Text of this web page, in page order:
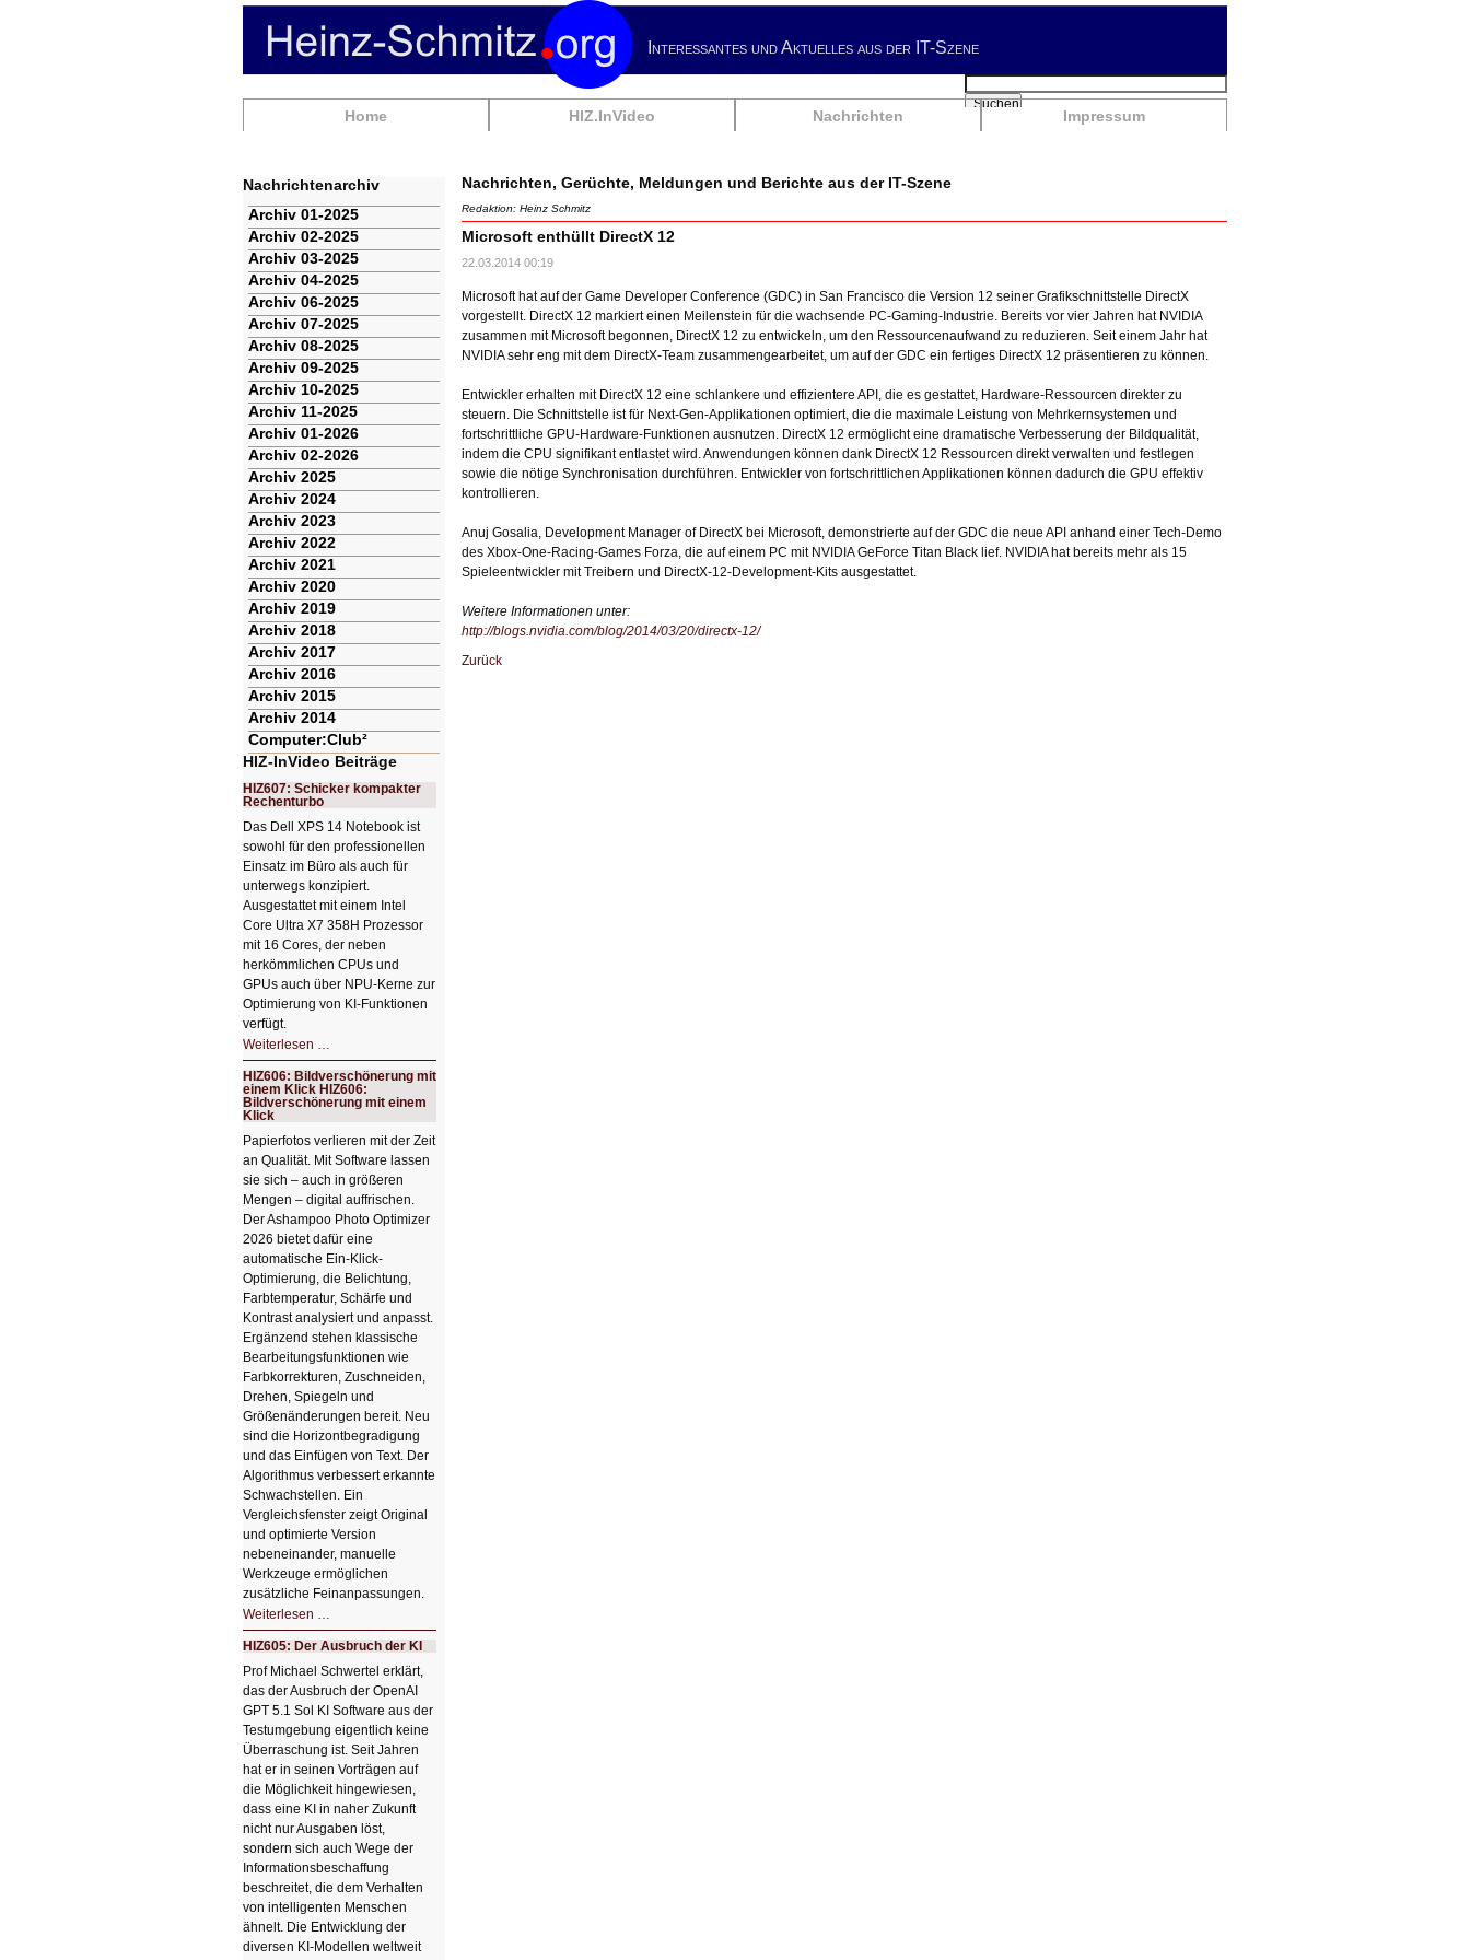
Interessantes und Aktuelles aus der IT-Szene
Navigation
Home HIZ.InVideo Nachrichten Impressum
Suchbegriffe
Suchen
Nachrichten, Gerüchte, Meldungen und Berichte aus der IT-Szene
Redaktion: Heinz Schmitz
Microsoft enthüllt DirectX 12
22.03.2014 00:19
Microsoft hat auf der Game Developer Conference (GDC) in San Francisco die Version 12 seiner Grafikschnittstelle DirectX
vorgestellt. DirectX 12 markiert einen Meilenstein für die wachsende PC-Gaming-Industrie. Bereits vor vier Jahren hat NVIDIA
zusammen mit Microsoft begonnen, DirectX 12 zu entwickeln, um den Ressourcenaufwand zu reduzieren. Seit einem Jahr hat
NVIDIA sehr eng mit dem DirectX-Team zusammengearbeitet, um auf der GDC ein fertiges DirectX 12 präsentieren zu können.
Entwickler erhalten mit DirectX 12 eine schlankere und effizientere API, die es gestattet, Hardware-Ressourcen direkter zu
steuern. Die Schnittstelle ist für Next-Gen-Applikationen optimiert, die die maximale Leistung von Mehrkernsystemen und
fortschrittliche GPU-Hardware-Funktionen ausnutzen. DirectX 12 ermöglicht eine dramatische Verbesserung der Bildqualität,
indem die CPU signifikant entlastet wird. Anwendungen können dank DirectX 12 Ressourcen direkt verwalten und festlegen
sowie die nötige Synchronisation durchführen. Entwickler von fortschrittlichen Applikationen können dadurch die GPU effektiv
kontrollieren.
Anuj Gosalia, Development Manager of DirectX bei Microsoft, demonstrierte auf der GDC die neue API anhand einer Tech-Demo
des Xbox-One-Racing-Games Forza, die auf einem PC mit NVIDIA GeForce Titan Black lief. NVIDIA hat bereits mehr als 15
Spieleentwickler mit Treibern und DirectX-12-Development-Kits ausgestattet.
Weitere Informationen unter:
http://blogs.nvidia.com/blog/2014/03/20/directx-12/
Zurück
Nachrichtenarchiv
Navigation
überspringen
Archiv 01-2025
Archiv 02-2025
Archiv 03-2025
Archiv 04-2025
Archiv 06-2025
Archiv 07-2025
Archiv 08-2025
Archiv 09-2025
Archiv 10-2025
Archiv 11-2025
Archiv 01-2026
Archiv 02-2026
Archiv 2025
Archiv 2024
Archiv 2023
Archiv 2022
Archiv 2021
Archiv 2020
Archiv 2019
Archiv 2018
Archiv 2017
Archiv 2016
Archiv 2015
Archiv 2014
Computer:Club²
HIZ-InVideo Beiträge
HIZ607: Schicker kompakter
Rechenturbo
Das Dell XPS 14 Notebook ist
sowohl für den professionellen
Einsatz im Büro als auch für
unterwegs konzipiert.
Ausgestattet mit einem Intel
Core Ultra X7 358H Prozessor
mit 16 Cores, der neben
herkömmlichen CPUs und
GPUs auch über NPU-Kerne zur
Optimierung von KI-Funktionen
verfügt.
Weiterlesen …
Schicker
kompakter
Rechenturbo
HIZ606: Bildverschönerung mit
einem Klick HIZ606:
Bildverschönerung mit einem
Klick
Papierfotos verlieren mit der Zeit
an Qualität. Mit Software lassen
sie sich – auch in größeren
Mengen – digital auffrischen.
Der Ashampoo Photo Optimizer
2026 bietet dafür eine
automatische Ein-Klick-
Optimierung, die Belichtung,
Farbtemperatur, Schärfe und
Kontrast analysiert und anpasst.
Ergänzend stehen klassische
Bearbeitungsfunktionen wie
Farbkorrekturen, Zuschneiden,
Drehen, Spiegeln und
Größenänderungen bereit. Neu
sind die Horizontbegradigung
und das Einfügen von Text. Der
Algorithmus verbessert erkannte
Schwachstellen. Ein
Vergleichsfenster zeigt Original
und optimierte Version
nebeneinander, manuelle
Werkzeuge ermöglichen
zusätzliche Feinanpassungen.
Weiterlesen …
Bildverschönerung
mit
einem
Klick
HIZ606:
Bildverschönerung
mit
einem
Klick
HIZ605: Der Ausbruch der KI
Prof Michael Schwertel erklärt,
das der Ausbruch der OpenAI
GPT 5.1 Sol KI Software aus der
Testumgebung eigentlich keine
Überraschung ist. Seit Jahren
hat er in seinen Vorträgen auf
die Möglichkeit hingewiesen,
dass eine KI in naher Zukunft
nicht nur Ausgaben löst,
sondern sich auch Wege der
Informationsbeschaffung
beschreitet, die dem Verhalten
von intelligenten Menschen
ähnelt. Die Entwicklung der
diversen KI-Modellen weltweit